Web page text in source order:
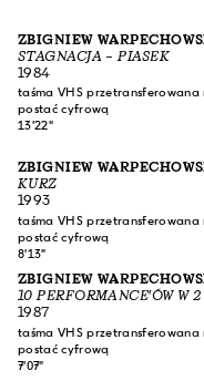
ZBIGNIEW
STAGNACJA – PIASEK
1984
taśma VHS przetransferowana
postać cyfrową
13'22"
ZBIGNIEW
KURZ
1993
taśma VHS przetransferowana
postać cyfrową
8'13"
ZBIGNIEW
10 PERFORMANCE'ÓW W
1987
taśma VHS przetransferowana
postać cyfrową
7'07"